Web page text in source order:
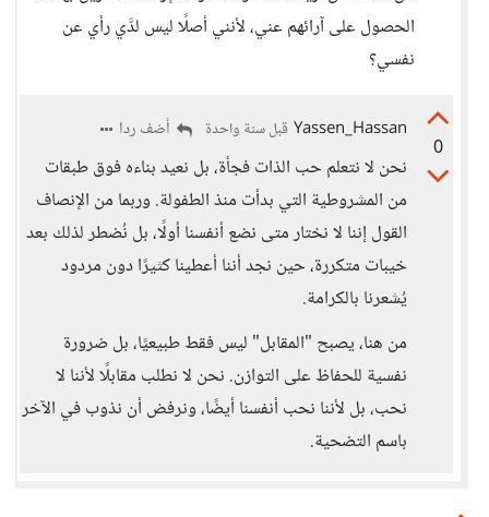
الحصول على آرائهم عني، لأنني أصلًا ليس لدَّي رأي عن
نفسي؟
0
Yassen_Hassan قبل سنة واحدة أضف ردا
نحن لا نتعلم حب الذات فجأة، بل نعيد بناءه فوق طبقات
من المشروطية التي بدأت منذ الطفولة. وربما من الإنصاف
القول إننا لا نختار متى نضع أنفسنا أولًا، بل نُضطر لذلك بعد
خيبات متكررة، حين نجد أننا أعطينا كثيرًا دون مردود
يُشعرنا بالكرامة.
من هنا، يصبح "المقابل" ليس فقط طبيعيًا، بل ضرورة
نفسية للحفاظ على التوازن. نحن لا نطلب مقابلًا لأننا لا
نحب، بل لأننا نحب أنفسنا أيضًا، ونرفض أن نذوب في الآخر
باسم التضحية.